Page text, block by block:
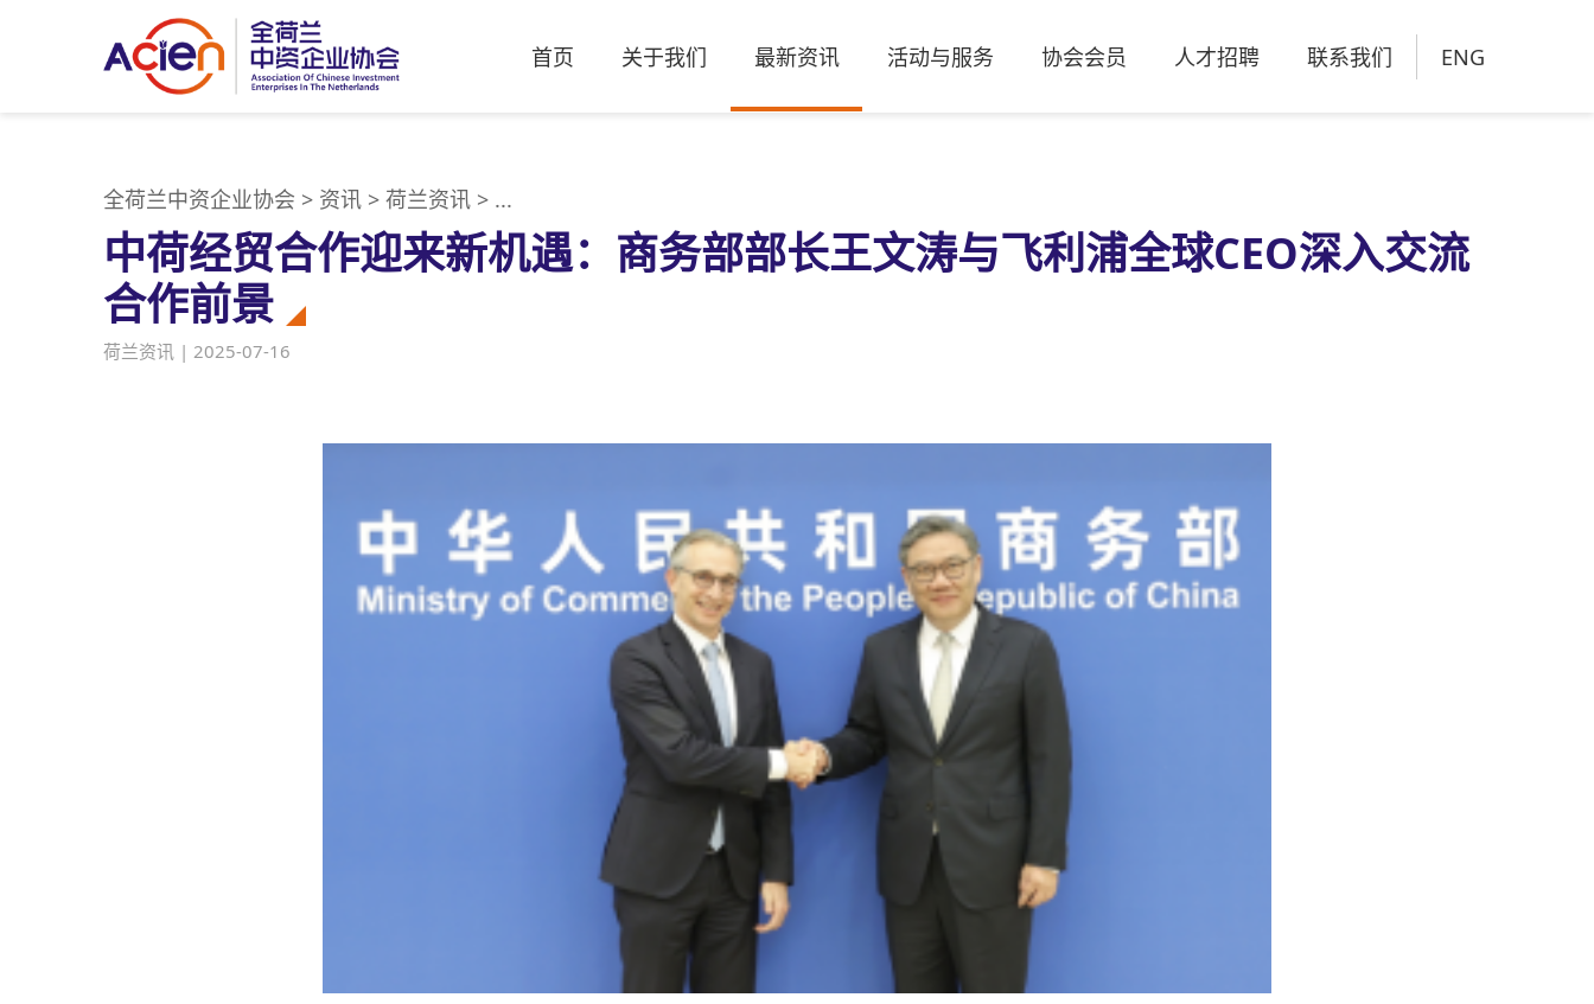
首页 关于我们 最新资讯 活动与服务 协会会员 人才招聘 联系我们 ENG
全荷兰中资企业协会 > 资讯 > 荷兰资讯 > ...
中荷经贸合作迎来新机遇：商务部部长王文涛与飞利浦全球CEO深入交流
合作前景
荷兰资讯 | 2025-07-16